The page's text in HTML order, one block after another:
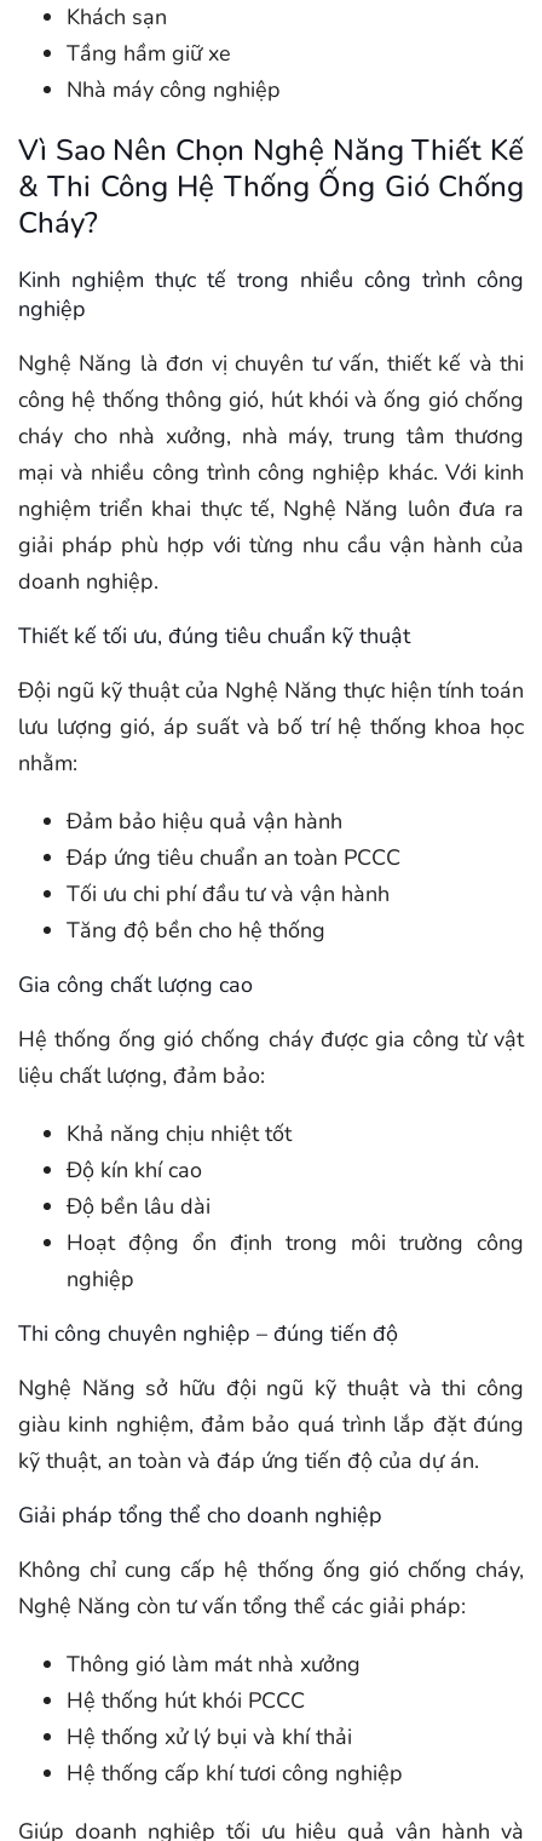
Khách sạn
Tầng hầm giữ xe
Nhà máy công nghiệp
Vì Sao Nên Chọn Nghệ Năng Thiết Kế
& Thi Công Hệ Thống Ống Gió Chống
Cháy?
Kinh nghiệm thực tế trong nhiều công trình công
nghiệp
Nghệ Năng là đơn vị chuyên tư vấn, thiết kế và thi
công hệ thống thông gió, hút khói và ống gió chống
cháy cho nhà xưởng, nhà máy, trung tâm thương
mại và nhiều công trình công nghiệp khác. Với kinh
nghiệm triển khai thực tế, Nghệ Năng luôn đưa ra
giải pháp phù hợp với từng nhu cầu vận hành của
doanh nghiệp.
Thiết kế tối ưu, đúng tiêu chuẩn kỹ thuật
Đội ngũ kỹ thuật của Nghệ Năng thực hiện tính toán
lưu lượng gió, áp suất và bố trí hệ thống khoa học
nhằm:
Đảm bảo hiệu quả vận hành
Đáp ứng tiêu chuẩn an toàn PCCC
Tối ưu chi phí đầu tư và vận hành
Tăng độ bền cho hệ thống
Gia công chất lượng cao
Hệ thống ống gió chống cháy được gia công từ vật
liệu chất lượng, đảm bảo:
Khả năng chịu nhiệt tốt
Độ kín khí cao
Độ bền lâu dài
Hoạt động ổn định trong môi trường công
nghiệp
Thi công chuyên nghiệp – đúng tiến độ
Nghệ Năng sở hữu đội ngũ kỹ thuật và thi công
giàu kinh nghiệm, đảm bảo quá trình lắp đặt đúng
kỹ thuật, an toàn và đáp ứng tiến độ của dự án.
Giải pháp tổng thể cho doanh nghiệp
Không chỉ cung cấp hệ thống ống gió chống cháy,
Nghệ Năng còn tư vấn tổng thể các giải pháp:
Thông gió làm mát nhà xưởng
Hệ thống hút khói PCCC
Hệ thống xử lý bụi và khí thải
Hệ thống cấp khí tươi công nghiệp
Giúp doanh nghiệp tối ưu hiệu quả vận hành và